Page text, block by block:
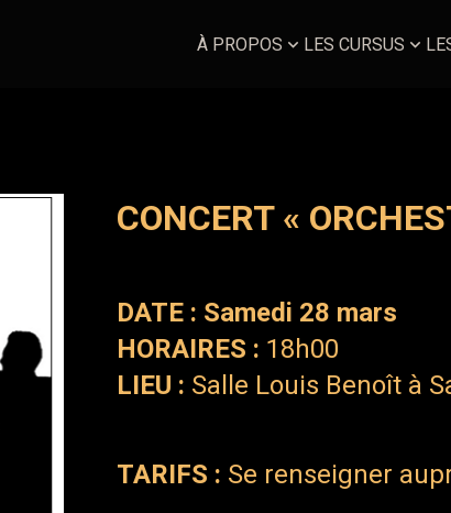
À PROPOS LES CURSUS
CONCERT «
DATE : Samedi 28 mars
HORAIRES : 18h00
LIEU : Salle Louis Benoît à
TARIFS : Se renseigner